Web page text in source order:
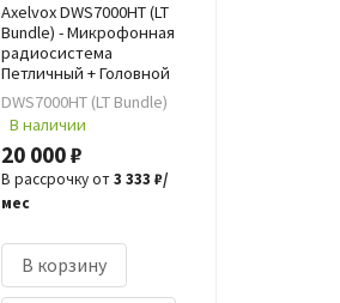
Axelvox DWS7000HT (LT
Bundle) - Микрофонная
радиосистема
Петличный + Головной
DWS7000HT (LT Bundle)
В наличии
20 000 ₽
В рассрочку от3 333 ₽/
мес
В корзину